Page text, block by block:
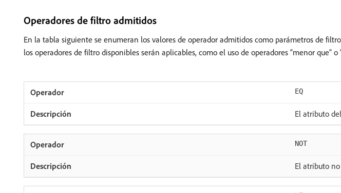
Operadores de filtro admitidos
En la tabla siguiente se enumeran los valores de operador admitidos como parámetros de
los operadores de filtro disponibles serán aplicables, como el uso de operadores “menor que”
EQ
El atributo
NOT
El atributo